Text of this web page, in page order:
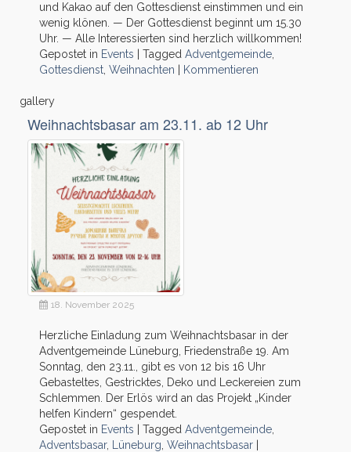
und Kakao auf den Gottesdienst einstimmen und ein
wenig klönen. — Der Gottesdienst beginnt um 15.30
Uhr. — Alle Interessierten sind herzlich willkommen!
Gepostet in Events Tagged Adventgemeinde
Gottesdienst Weihnachten Kommentieren
gallery
Weihnachtsbasar am 23.11. ab 12 Uhr
18. November 2025
Herzliche Einladung zum Weihnachtsbasar in der
Adventgemeinde Lüneburg, Friedenstraße 19. Am
Sonntag, den 23.11., gibt es von 12 bis 16 Uhr
Gebasteltes, Gestricktes, Deko und Leckereien zum
Schlemmen. Der Erlös wird an das Projekt „Kinder
helfen Kindern“ gespendet.
Gepostet in Events Tagged Adventgemeinde
Adventsbasar, Lüneburg Weihnachtsbasar